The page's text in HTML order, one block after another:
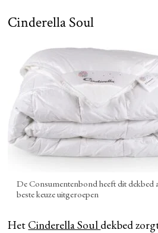
Cinderella Soul
De Consumentenbond heeft dit dekbed
beste keuze uitgeroepen
Het Cinderella Soul dekbed